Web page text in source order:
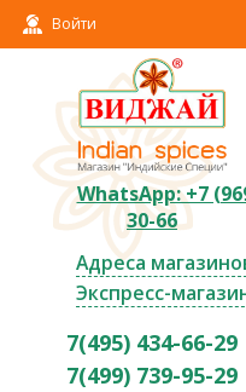
Войти
WhatsApp: +7
30-66
Адреса
Экспресс-
7(495) 434-66-29
7(499) 739-95-29